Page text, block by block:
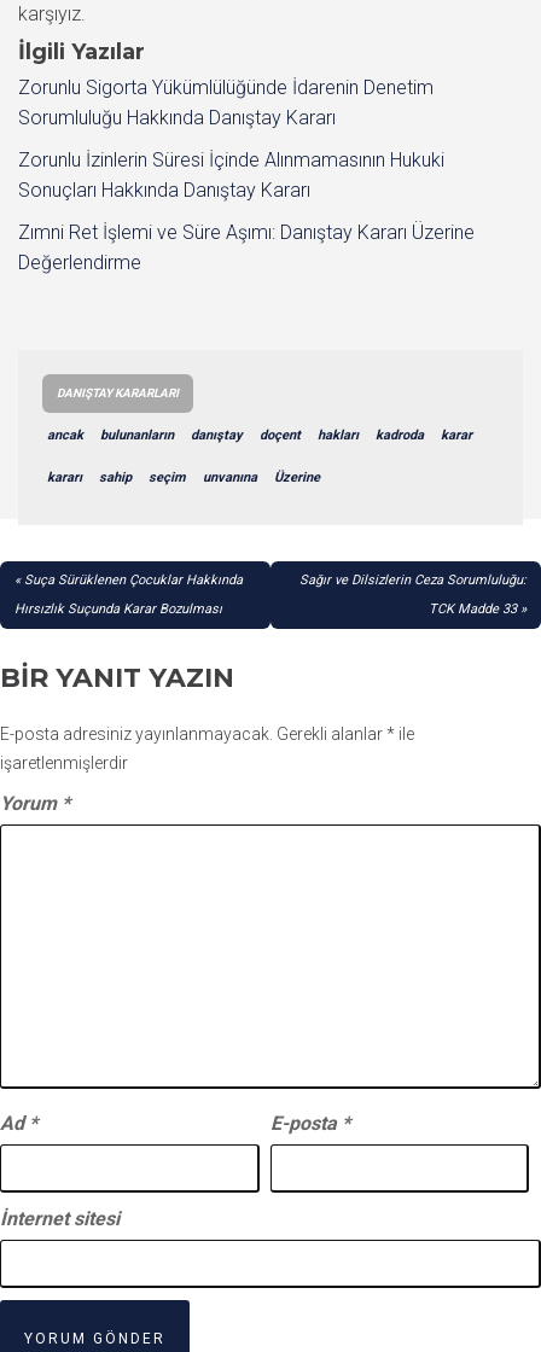
karşıyız.
İlgili Yazılar
Zorunlu Sigorta Yükümlülüğünde İdarenin Denetim
Sorumluluğu Hakkında Danıştay Kararı
Zorunlu İzinlerin Süresi İçinde Alınmamasının Hukuki
Sonuçları Hakkında Danıştay Kararı
Zımni Ret İşlemi ve Süre Aşımı: Danıştay Kararı Üzerine
Değerlendirme
DANIŞTAY KARARLARI
ancak bulunanların danıştay doçent hakları kadroda karar
kararı sahip seçim unvanına Üzerine
YAZI
GEZINMESI
Suça Sürüklenen Çocuklar Hakkında
Hırsızlık Suçunda Karar Bozulması
Sağır ve Dilsizlerin Ceza Sorumluluğu:
TCK Madde 33
BIR YANIT YAZIN
E-posta adresiniz yayınlanmayacak. Gerekli alanlar* ile
işaretlenmişlerdir
Yorum *
Ad * E-posta *
İnternet sitesi